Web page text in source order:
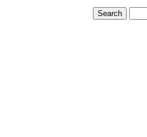
Search